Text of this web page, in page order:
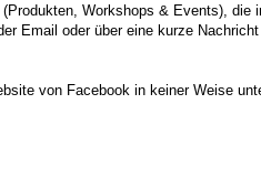
Workshops & Events), die
Email oder über eine kurze Nachricht
von Facebook in keiner Weise